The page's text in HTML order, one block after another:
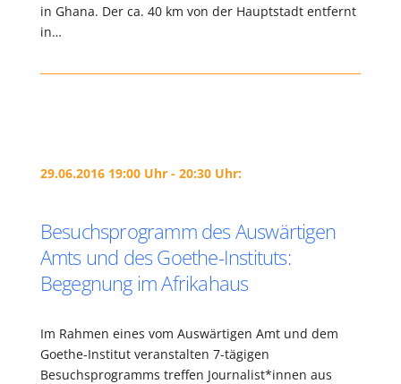
in Ghana. Der ca. 40 km von der Hauptstadt entfernt
in…
29.06.2016 19:00 Uhr - 20:30 Uhr:
Besuchsprogramm des Auswärtigen
Amts und des Goethe-Instituts:
Begegnung im Afrikahaus
Im Rahmen eines vom Auswärtigen Amt und dem
Goethe-Institut veranstalten 7-tägigen
Besuchsprogramms treffen Journalist*innen aus